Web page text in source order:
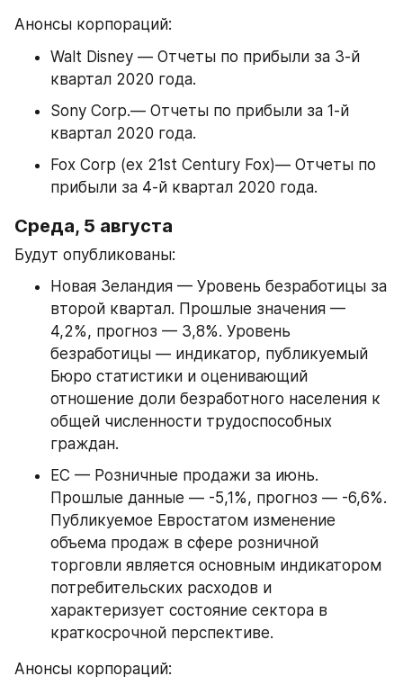
Анонсы корпораций:
Walt Disney — Отчеты по прибыли за 3-й
квартал 2020 года.
Sony Corp.— Отчеты по прибыли за 1-й
квартал 2020 года.
Fox Corp (ex 21st Century Fox)— Отчеты по
прибыли за 4-й квартал 2020 года.
Среда, 5 августа
Будут опубликованы:
Новая Зеландия — Уровень безработицы за
второй квартал. Прошлые значения —
4,2%, прогноз — 3,8%. Уровень
безработицы — индикатор, публикуемый
Бюро статистики и оценивающий
отношение доли безработного населения к
общей численности трудоспособных
граждан.
ЕС — Розничные продажи за июнь.
Прошлые данные — -5,1%, прогноз — -6,6%.
Публикуемое Евростатом изменение
объема продаж в сфере розничной
торговли является основным индикатором
потребительских расходов и
характеризует состояние сектора в
краткосрочной перспективе.
Анонсы корпораций: